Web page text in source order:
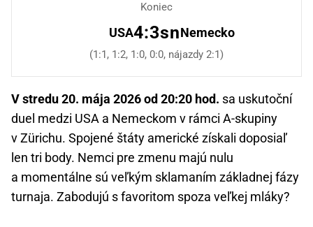
Koniec
USA4:3snNemecko
(1:1, 1:2, 1:0, 0:0, nájazdy 2:1)
V stredu 20. mája 2026 od 20:20 hod. sa uskutoční
duel medzi USA a Nemeckom v rámci A-skupiny
v Zürichu. Spojené štáty americké získali doposiaľ
len tri body. Nemci pre zmenu majú nulu
a momentálne sú veľkým sklamaním základnej fázy
turnaja. Zabodujú s favoritom spoza veľkej mláky?